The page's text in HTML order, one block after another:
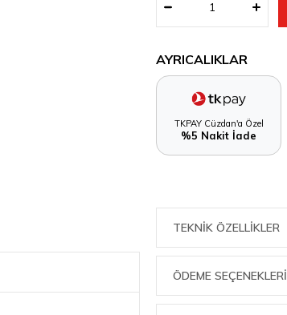
AYRICALIKLAR
TKPAY Cüzdan'a Özel
%5 Nakit İade
TEKNIK ÖZELLIKLER
ÖDEME SEÇENEKLERI